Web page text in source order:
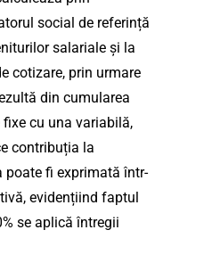
social de referință
salariale și la
cotizare, prin urmare
din cumularea
cu una variabilă,
contribuția la
poate fi exprimată într-
evidențiind faptul
se aplică întregii